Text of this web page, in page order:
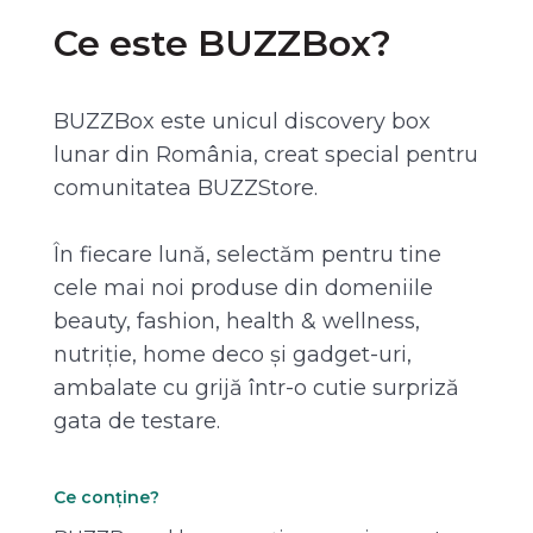
Ce este BUZZBox?
BUZZBox este unicul discovery box
lunar din România, creat special pentru
comunitatea BUZZStore.
În fiecare lună, selectăm pentru tine
cele mai noi produse din domeniile
beauty, fashion, health & wellness,
nutriție, home deco și gadget-uri,
ambalate cu grijă într-o cutie surpriză
gata de testare.
Ce conține?